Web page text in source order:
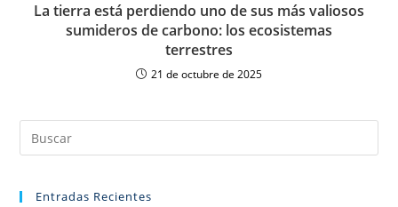
La tierra está perdiendo uno de sus más valiosos
sumideros de carbono: los ecosistemas
terrestres
21 de octubre de 2025
Entradas Recientes